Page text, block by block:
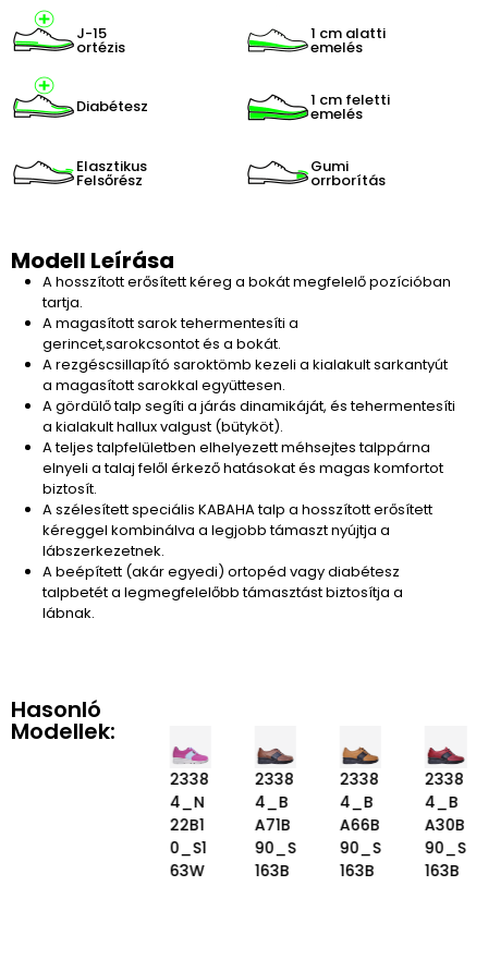
J-15
ortézis
1 cm alatti
emelés
Diabétesz 1 cm feletti
emelés
Elasztikus
Felsőrész
Gumi
orrborítás
Modell Leírása
A hosszított erősített kéreg a bokát megfelelő pozícióban
tartja.
A magasított sarok tehermentesíti a
gerincet,sarokcsontot és a bokát.
A rezgéscsillapító saroktömb kezeli a kialakult sarkantyút
a magasított sarokkal együttesen.
A gördülő talp segíti a járás dinamikáját, és tehermentesíti
a kialakult hallux valgust (bütyköt).
A teljes talpfelületben elhelyezett méhsejtes talppárna
elnyeli a talaj felől érkező hatásokat és magas komfortot
biztosít.
A szélesített speciális KABAHA talp a hosszított erősített
kéreggel kombinálva a legjobb támaszt nyújtja a
lábszerkezetnek.
A beépített (akár egyedi) ortopéd vagy diabétesz
talpbetét a legmegfelelőbb támasztást biztosítja a
lábnak.
Hasonló
Modellek:
2338
4_N
22B1
0_S1
63W
2338
4_B
A71B
90_S
163B
2338
4_B
A66B
90_S
163B
2338
4_B
A30B
90_S
163B